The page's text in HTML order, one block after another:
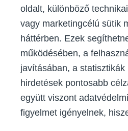
oldalt, különböző
vagy marketingcélú sütik
háttérben. Ezek
működésében, a
javításában, a
hirdetések pontosabb
együtt viszont
figyelmet igényelnek,